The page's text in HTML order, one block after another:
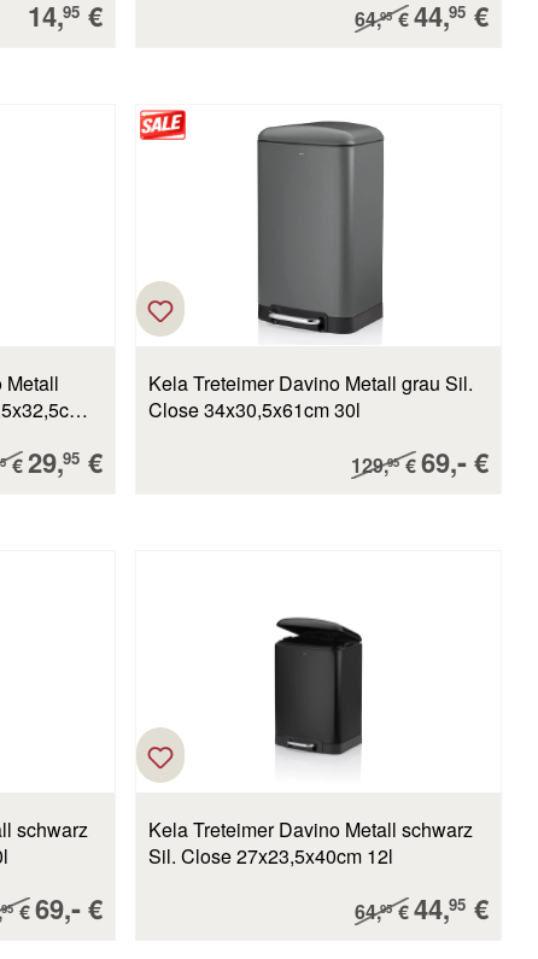
Verkaufspreis:
14,95 €
Regulärer Preis:
64,95€44,95 €
Metall
Preis:
€ Verkaufspreis:
29,95 €
Kela Treteimer Davino Metall grau Sil.
Close 34x30,5x61cm 30l
Regulärer Preis:
129,95€69,-€
schwarz
Preis:
95€Verkaufspreis:
69,-€
Kela Treteimer Davino Metall schwarz
Sil. Close 27x23,5x40cm 12l
Regulärer Preis:
64,95€44,95 €